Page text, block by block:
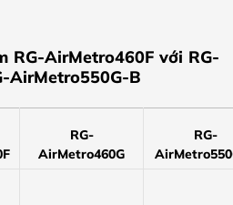
RG-AirMetro460F với RG-
AirMetro550G-B
RG-
AirMetro460G
RG-